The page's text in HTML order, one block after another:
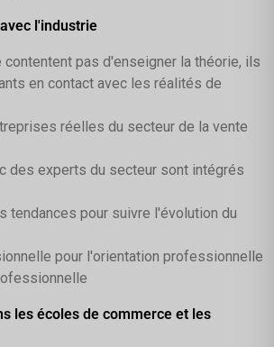
l'industrie
pas d'enseigner la théorie, ils
en contact avec les réalités de
réelles du secteur de la vente
des experts du secteur sont intégrés
tendances pour suivre l'évolution du
pour l'orientation professionnelle
les écoles de commerce et les